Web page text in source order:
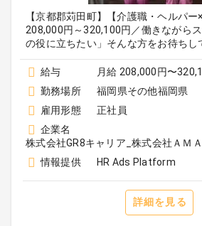
【京都郡苅田町】【介護職・ヘルパ
208,000円～320,100円／働きながら
の役に立ちたい」そんな方をお待ち
給与
月給 208,000円〜
勤務場所
福岡県その他福岡県
雇用形態
正社員
企業名
株式会社GR8キャリア_株式会社ＡＭ
情報提供
HR Ads Platform
詳細を見る